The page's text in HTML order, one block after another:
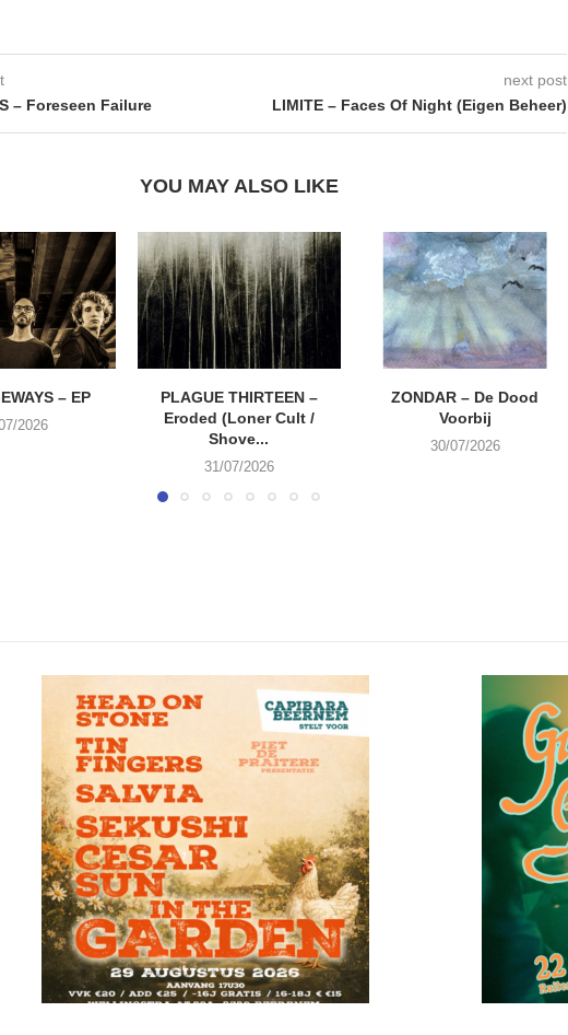
– Foreseen Failure
next post
LIMITE – Faces Of Night (Eigen Beheer)
YOU MAY ALSO LIKE
– EP
2026
PLAGUE THIRTEEN –
Eroded (Loner Cult /
Shove...
31/07/2026
ZONDAR – De Dood
Voorbij
30/07/2026